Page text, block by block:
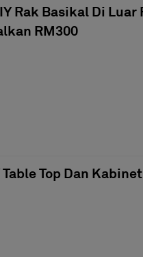
Rak Basikal Di Luar
RM300
Table Top Dan